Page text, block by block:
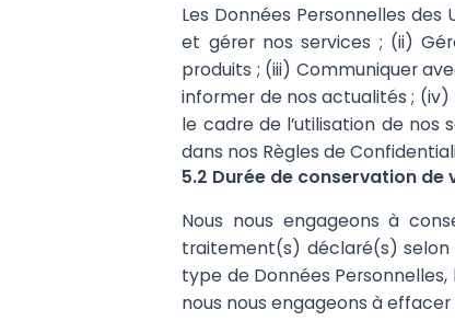
Les Données Personnelles
et gérer nos services ; (ii)
produits ; (iii) Communiquer
informer de nos actualités ;
le cadre de l’utilisation de nos
dans nos Règles de
5.2 Durée de conservation de
Nous nous engageons à
traitement(s) déclaré(s) selon
type de Données
nous nous engageons à